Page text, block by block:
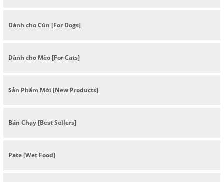
Dành cho Cún [For Dogs]
Dành cho Mèo [For Cats]
Sản Phẩm Mới [New Products]
Bán Chạy [Best Sellers]
Pate [Wet Food]